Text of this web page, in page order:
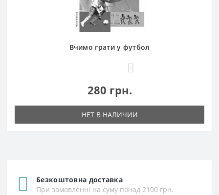
Вчимо грати у футбол
280 грн.
НЕТ В НАЛИЧИИ
Безкоштовна доставка
При замовленні на суму понад 2100 грн.